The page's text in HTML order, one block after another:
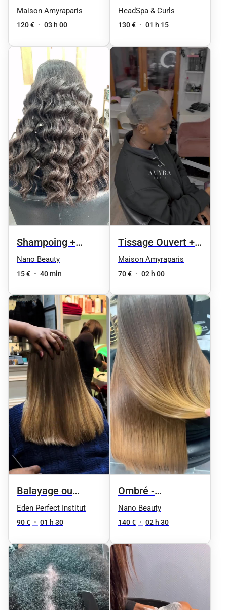
cheveux afro ) +
Soin + Coiffage
Maison Amyraparis
120 € • 03 h 00
Relaxation +
Detox capillaire
HeadSpa & Curls
130 € • 01 h 15
Shampoing +
Brushing
Nano Beauty
15 € • 40 min
Tissage Ouvert +
brushing ( pour
des meches deja
Maison Amyraparis
70 € • 02 h 00
Balayage ou
Mèches + Coupe
Brushing -
Mi-longs
Eden Perfect Institut
90 € • 01 h 30
Ombré -
Shampoing +
Brushing
Nano Beauty
140 € • 02 h 30